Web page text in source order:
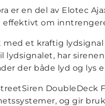
er en del av Elotec
om
et kraftig
lydsignalet, har
der både lyd og lys
DoubleDeck
og gir